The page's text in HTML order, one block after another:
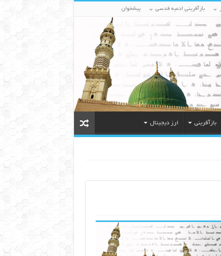
بازآفرینی ادعیه قدسی پیشخوان
بازآفرینی ارز دیجیتال